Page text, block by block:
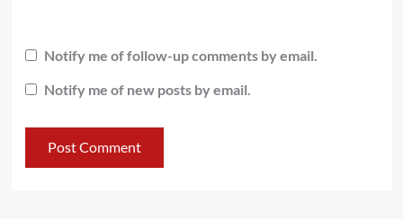
Notify me of follow-up comments by email.
Notify me of new posts by email.